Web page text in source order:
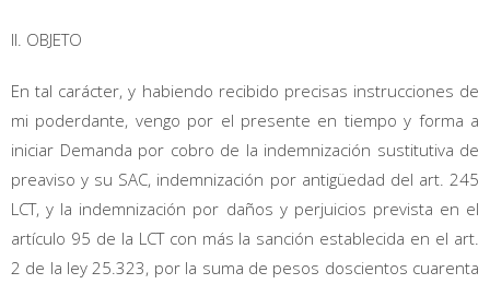
II. OBJETO
En tal carácter, y habiendo recibido precisas instrucciones de
mi poderdante, vengo por el presente en tiempo y forma a
iniciar Demanda por cobro de la indemnización sustitutiva de
preaviso y su SAC, indemnización por antigüedad del art. 245
LCT, y la indemnización por daños y perjuicios prevista en el
artículo 95 de la LCT con más la sanción establecida en el art.
2 de la ley 25.323, por la suma de pesos doscientos cuarenta